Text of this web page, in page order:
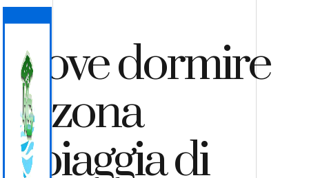
Dove dormire
in zona
Spiaggia di